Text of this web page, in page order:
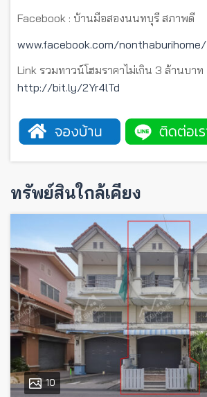
Facebook : บ้านมือสองนนทบุรี สภาพดี
www.facebook.com/nonthaburihome/
Link รวมทาวน์โฮมราคาไม่เกิน 3 ล้านบาท
http://bit.ly/2Yr4lTd
ทรัพย์สินใกล้เคียง
10